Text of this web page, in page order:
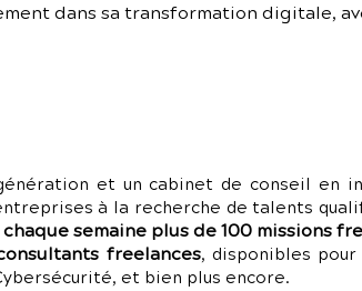
dans sa transformation digitale,
et un cabinet de conseil en
à la recherche de talents
chaque semaine plus de 100 missions
freelances, disponibles pour
et bien plus encore.